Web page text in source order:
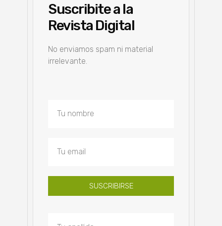
Suscribite a la
Revista Digital
No enviamos spam ni material
irrelevante.
SUSCRIBIRSE